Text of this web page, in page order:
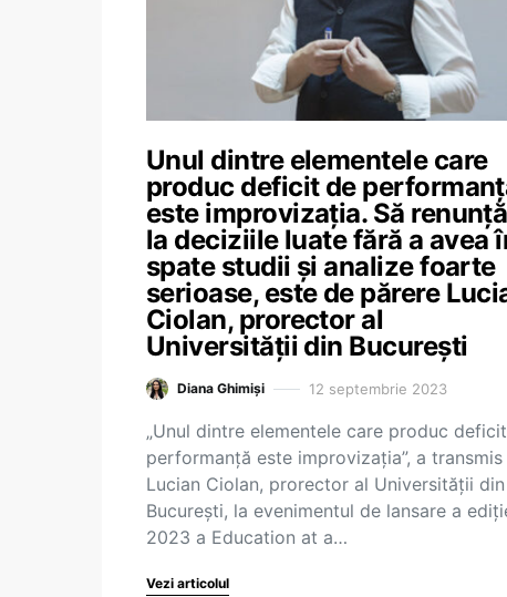
Unul dintre elementele care
produc deficit de
este improvizația. Să
la deciziile luate fără a avea
spate studii și analize foarte
serioase, este de părere
Ciolan, prorector al
Universității din București
Diana Ghimiși 12 septembrie 2023
„Unul dintre elementele care produc
performanță este improvizația”, a transmis
Lucian Ciolan, prorector al Universității din
București, la evenimentul de lansare a
2023 a Education at a…
Vezi articolul